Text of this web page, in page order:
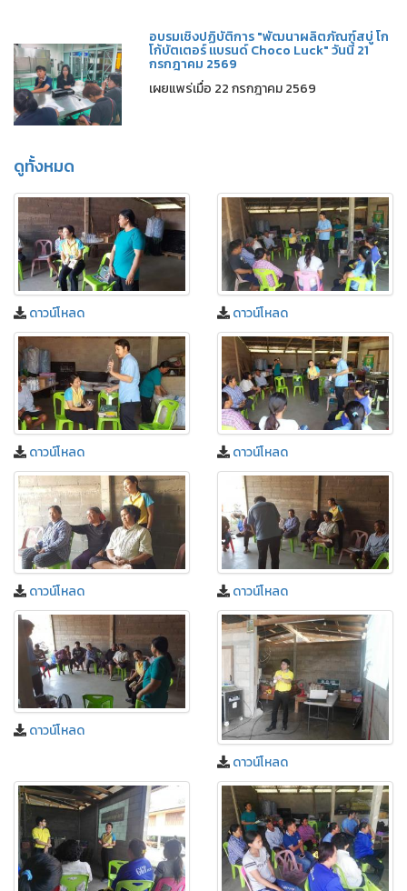
อบรมเชิงปฏิบัติการ "พัฒนาผลิตภัณฑ์สบู่ โก
โก้บัตเตอร์ แบรนด์ Choco Luck" วันนี้ 21
กรกฎาคม 2569
เผยแพร่เมื่อ 22 กรกฎาคม 2569
ดูทั้งหมด
ดาวน์โหลด ดาวน์โหลด
ดาวน์โหลด ดาวน์โหลด
ดาวน์โหลด ดาวน์โหลด
ดาวน์โหลด
ดาวน์โหลด